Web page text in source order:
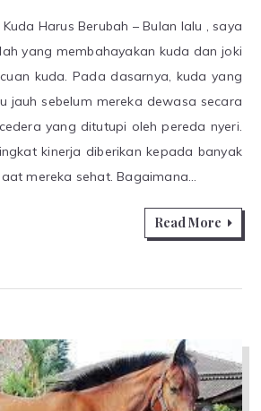
Harus Berubah – Bulan lalu , saya
yang membahayakan kuda dan joki
kuda. Pada dasarnya, kuda yang
jauh sebelum mereka dewasa secara
yang ditutupi oleh pereda nyeri.
kinerja diberikan kepada banyak
mereka sehat. Bagaimana…
Read More